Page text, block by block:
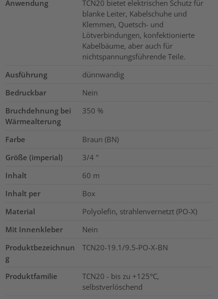
Anwendung
TCN20 bietet elektrischen Schutz für
blanke Leiter, Kabelschuhe und
Klemmen, Quetsch- und
Lötverbindungen, konfektionierte
Kabelbäume, aber auch für
nichtspannungsführende Teile.
Ausführung
dünnwandig
Bedruckbar
Nein
Bruchdehnung bei
Wärmealterung
350 %
Farbe
Braun (BN)
Größe (imperial)
3/4 "
Inhalt
60 m
Inhalt per
Box
Material
Polyolefin, strahlenvernetzt (PO-X)
Mit Innenkleber
Nein
Produktbezeichnun
g
TCN20-19.1/9.5-PO-X-BN
Produktfamilie
TCN20 - bis zu +125°C,
selbstverlöschend